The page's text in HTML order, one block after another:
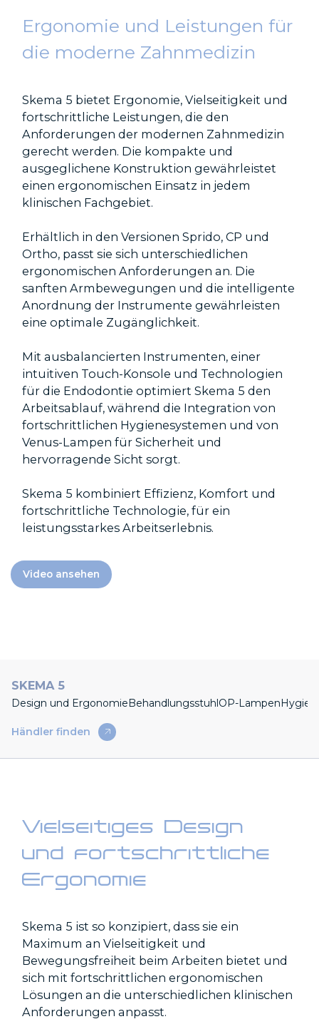
Ergonomie und Leistungen für
die moderne Zahnmedizin
Skema 5 bietet Ergonomie, Vielseitigkeit und
fortschrittliche Leistungen, die den
Anforderungen der modernen Zahnmedizin
gerecht werden. Die kompakte und
ausgeglichene Konstruktion gewährleistet
einen ergonomischen Einsatz in jedem
klinischen Fachgebiet.
Erhältlich in den Versionen Sprido, CP und
Ortho, passt sie sich unterschiedlichen
ergonomischen Anforderungen an. Die
sanften Armbewegungen und die intelligente
Anordnung der Instrumente gewährleisten
eine optimale Zugänglichkeit.
Mit ausbalancierten Instrumenten, einer
intuitiven Touch-Konsole und Technologien
für die Endodontie optimiert Skema 5 den
Arbeitsablauf, während die Integration von
fortschrittlichen Hygienesystemen und von
Venus-Lampen für Sicherheit und
hervorragende Sicht sorgt.
Skema 5 kombiniert Effizienz, Komfort und
fortschrittliche Technologie, für ein
leistungsstarkes Arbeitserlebnis.
Video ansehen
SKEMA 5
Design und ErgonomieBehandlungsstuhlOP-Lampen
Händler finden
Vielseitiges Design
und fortschrittliche
Ergonomie
Skema 5 ist so konzipiert, dass sie ein
Maximum an Vielseitigkeit und
Bewegungsfreiheit beim Arbeiten bietet und
sich mit fortschrittlichen ergonomischen
Lösungen an die unterschiedlichen klinischen
Anforderungen anpasst.